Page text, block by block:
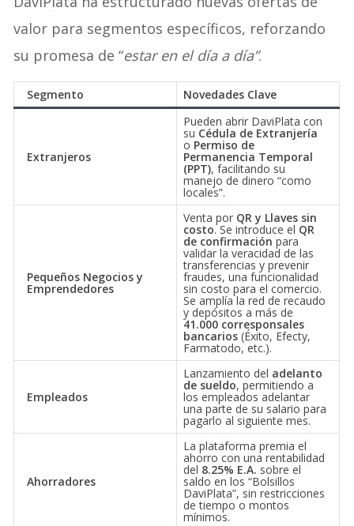
valor para segmentos específicos, reforzando
su promesa de “estar en el día a día”.
Segmento Novedades Clave
Extranjeros
Pueden abrir DaviPlata con
su Cédula de Extranjería
o Permiso de
Permanencia Temporal
(PPT), facilitando su
manejo de dinero “como
locales”.
Pequeños Negocios y
Emprendedores
Venta por QR y Llaves sin
costo. Se introduce el QR
de confirmación para
validar la veracidad de las
transferencias y prevenir
fraudes, una funcionalidad
sin costo para el comercio.
Se amplía la red de recaudo
y depósitos a más de
41.000 corresponsales
bancarios (Éxito, Efecty,
Farmatodo, etc.).
Empleados
Lanzamiento del adelanto
de sueldo, permitiendo a
los empleados adelantar
una parte de su salario para
pagarlo al siguiente mes.
Ahorradores
La plataforma premia el
ahorro con una rentabilidad
del 8.25% E.A. sobre el
saldo en los “Bolsillos
DaviPlata”, sin restricciones
de tiempo o montos
mínimos.